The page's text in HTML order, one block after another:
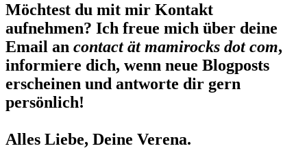
Möchtest du mit mir Kontakt
aufnehmen? Ich freue mich über deine
Email an contact ät mamirocks dot com,
informiere dich, wenn neue Blogposts
erscheinen und antworte dir gern
persönlich!
Alles Liebe, Deine Verena.